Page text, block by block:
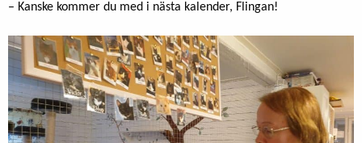
– Kanske kommer du med i nästa kalender, Flingan!